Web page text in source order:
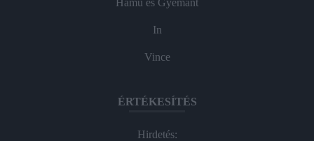
In
Vince
ÉRTÉKESÍTÉS
Hirdetés: